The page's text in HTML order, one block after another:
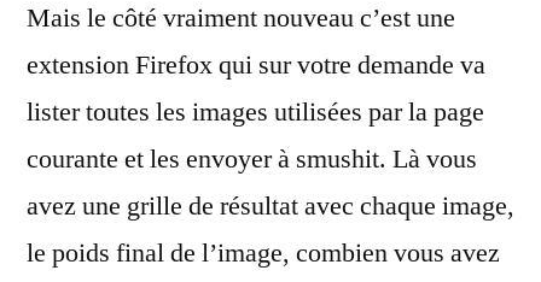
Mais le côté vraiment nouveau c’est une
extension Firefox qui sur votre demande va
lister toutes les images utilisées par la page
courante et les envoyer à smushit. Là vous
avez une grille de résultat avec chaque image,
le poids final de l’image, combien vous avez